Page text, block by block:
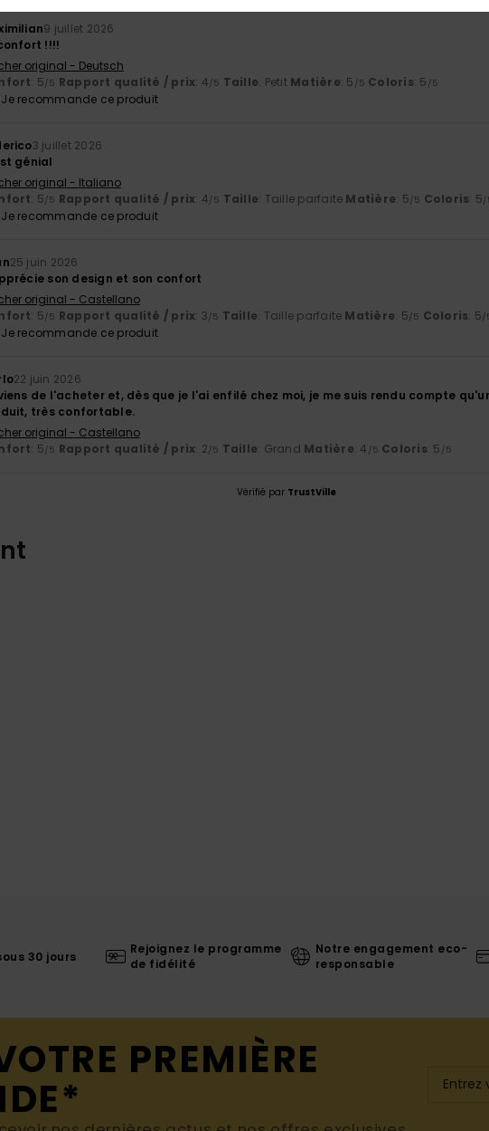
9 juillet 2026
!!!!
original - Deutsch
: 5 /5 Rapport qualité / prix: 4 /5 Taille: Petit Matière: 5 /5 Coloris: 5 /5
Je recommande ce produit
3 juillet 2026
génial
original - Italiano
: 5 /5 Rapport qualité / prix: 4 /5 Taille: Taille parfaite Matière: 5 /5 Coloris: 5 /
Je recommande ce produit
25 juin 2026
son design et son confort
original - Castellano
: 5 /5 Rapport qualité / prix: 3 /5 Taille: Taille parfaite Matière: 5 /5 Coloris: 5 /
Je recommande ce produit
22 juin 2026
de l'acheter et, dès que je l'ai enfilé chez moi, je me suis rendu compte
très confortable.
original - Castellano
: 5 /5 Rapport qualité / prix: 2 /5 Taille: Grand Matière: 4 /5 Coloris: 5 /5
Vérifié par TrustVille
30 jours
Rejoignez le programme
de fidélité
Notre engagement eco-
responsable
PREMIÈRE